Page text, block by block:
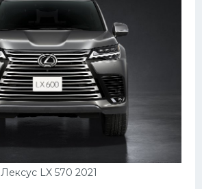
Лексус LX 570 2021